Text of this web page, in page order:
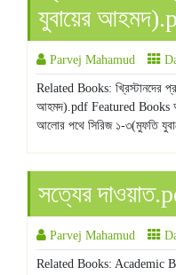
যুবায়ের
Parvej Mahamud
Related Books: খ্রিস্টানদের
আহমদ).pdf Featured Books
আলোর পথে সিরিজ ১-৩(মুফতি
সত্যের
Parvej Mahamud
Related Books: Academic